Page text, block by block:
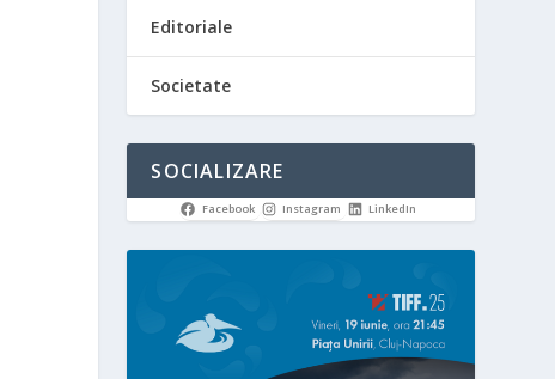
Editoriale
Societate
SOCIALIZARE
Facebook Instagram LinkedIn